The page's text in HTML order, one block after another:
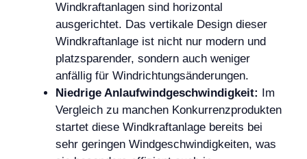
Windkraftanlagen sind horizontal
ausgerichtet. Das vertikale Design dieser
Windkraftanlage ist nicht nur modern und
platzsparender, sondern auch weniger
anfällig für Windrichtungsänderungen.
Niedrige Anlaufwindgeschwindigkeit: Im
Vergleich zu manchen Konkurrenzprodukten
startet diese Windkraftanlage bereits bei
sehr geringen Windgeschwindigkeiten, was